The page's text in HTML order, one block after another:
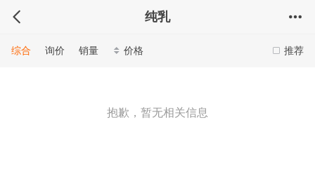
纯乳
推荐
综合 询价 销量 价格
抱歉，暂无相关信息